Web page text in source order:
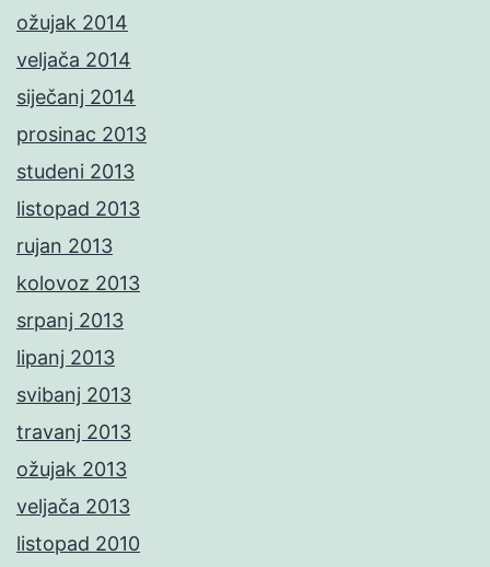
ožujak 2014
veljača 2014
siječanj 2014
prosinac 2013
studeni 2013
listopad 2013
rujan 2013
kolovoz 2013
srpanj 2013
lipanj 2013
svibanj 2013
travanj 2013
ožujak 2013
veljača 2013
listopad 2010